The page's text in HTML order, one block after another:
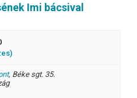
Imi bácsival
, Béke sgt. 35.